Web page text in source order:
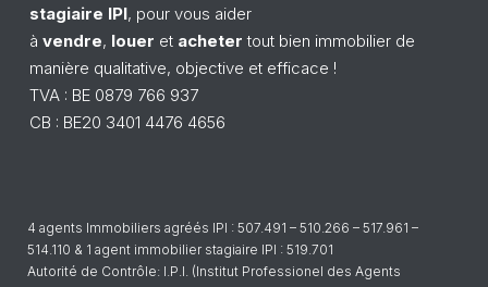
stagiaire IPI, pour vous aider
à vendre, louer et acheter tout bien immobilier de
manière qualitative, objective et efficace !
TVA : BE 0879 766 937
CB : BE20 3401 4476 4656
4 agents Immobiliers agréés IPI : 507.491 – 510.266 – 517.961 –
514.110 & 1 agent immobilier stagiaire IPI : 519.701
Autorité de Contrôle: I.P.I. (Institut Professionel des Agents